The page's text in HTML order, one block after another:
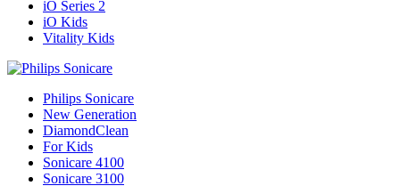
iO Series 2
iO Kids
Vitality Kids
Philips Sonicare
New Generation
DiamondClean
For Kids
Sonicare 4100
Sonicare 3100